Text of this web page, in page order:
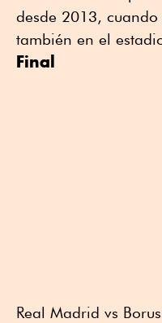
desde 2013,
también en el
Final
Real Madrid vs